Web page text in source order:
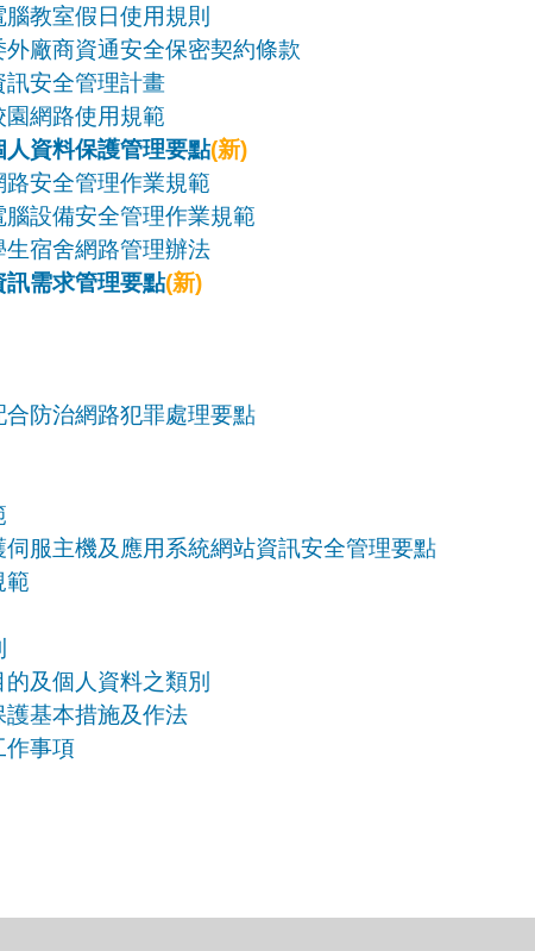
教室假日使用規則
廠商資通安全保密契約條款
訊安全管理計畫
園網路使用規範
資料保護管理要點(新)
安全管理作業規範
設備安全管理作業規範
宿舍網路管理辦法
訊需求管理要點(新)
防治網路犯罪處理要點
服主機及應用系統網站資訊安全管理要點
範
及個人資料之類別
基本措施及作法
作事項